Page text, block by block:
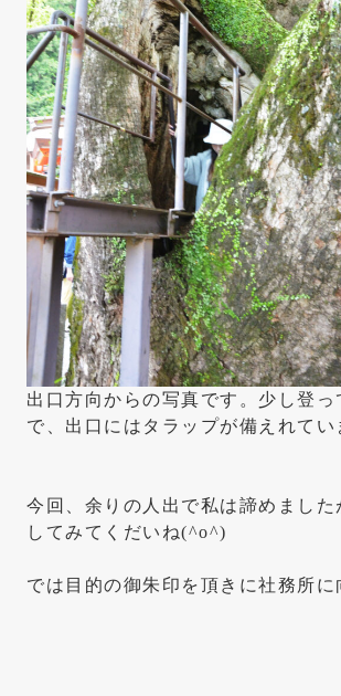
出口方向からの写真です。少し登っ
で、出口にはタラップが備えれてい
今回、余りの人出で私は諦めました
してみてくだいね(^o^)
では目的の御朱印を頂きに社務所に